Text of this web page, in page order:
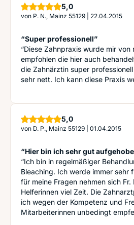
5,0Sterne
von P. N., Mainz 55129 22.04.2015
“Super professionell”
“Diese Zahnpraxis wurde mir von
empfohlen die hier auch
die Zahnärztin super
sehr nett. Ich kann diese Praxis
5,0Sterne
von D. P., Mainz 55129 01.04.2015
“Hier bin ich sehr gut
“Ich bin in regelmäßiger
Bleaching. Ich werde immer sehr
für meine Fragen nehmen sich Fr.
Helferinnen viel Zeit. Die
ich wegen der Kompetenz und
Mitarbeiterinnen unbedingt